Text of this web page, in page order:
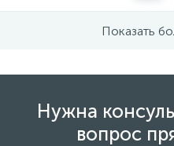
Показать
Нужна
вопрос